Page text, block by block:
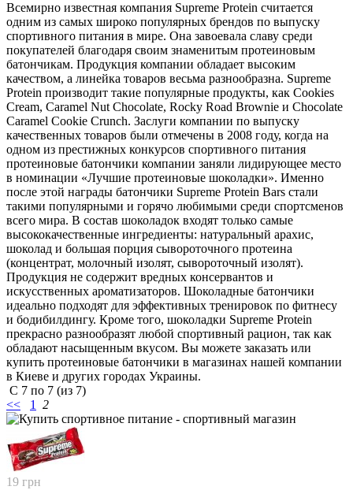
Всемирно известная компания Supreme Protein считается
одним из самых широко популярных брендов по выпуску
спортивного питания в мире. Она завоевала славу среди
покупателей благодаря своим знаменитым протеиновым
батончикам. Продукция компании обладает высоким
качеством, а линейка товаров весьма разнообразна. Supreme
Protein производит такие популярные продукты, как Cookies
Cream, Caramel Nut Chocolate, Rocky Road Brownie и Chocolate
Caramel Cookie Crunch. Заслуги компании по выпуску
качественных товаров были отмечены в 2008 году, когда на
одном из престижных конкурсов спортивного питания
протеиновые батончики компании заняли лидирующее место
в номинации «Лучшие протеиновые шоколадки». Именно
после этой награды батончики Supreme Protein Bars стали
такими популярными и горячо любимыми среди спортсменов
всего мира. В состав шоколадок входят только самые
высококачественные ингредиенты: натуральный арахис,
шоколад и большая порция сывороточного протеина
(концентрат, молочный изолят, сывороточный изолят).
Продукция не содержит вредных консервантов и
искусственных ароматизаторов. Шоколадные батончики
идеально подходят для эффективных тренировок по фитнесу
и бодибилдингу. Кроме того, шоколадки Supreme Protein
прекрасно разнообразят любой спортивный рацион, так как
обладают насыщенным вкусом. Вы можете заказать или
купить протеиновые батончики в магазинах нашей компании
в Киеве и других городах Украины.
С 7 по 7 (из 7)
<<
1 2
19 грн